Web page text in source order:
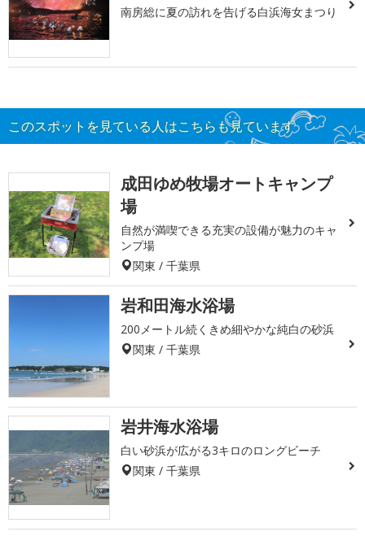
南房総に夏の訪れを告げる白浜海女まつり
このスポットを見ている人はこちらも見ています
成田ゆめ牧場オートキャンプ
場
自然が満喫できる充実の設備が魅力のキャ
ンプ場
関東 / 千葉県
岩和田海水浴場
200メートル続くきめ細やかな純白の砂浜
関東 / 千葉県
岩井海水浴場
白い砂浜が広がる3キロのロングビーチ
関東 / 千葉県